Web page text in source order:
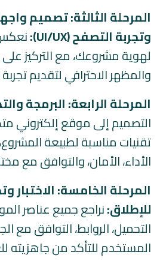
المرحلة الثالثة: تصميم
وتجربة التصفح (UI/UX):
لهوية مشروعك، مع التركيز
والمظهر الاحترافي لتقديم
المرحلة الرابعة: البرمجة
التصميم إلى موقع إلكتروني
تقنيات مناسبة لطبيعة
الأداء، الأمان، والتوافق مع
المرحلة الخامسة: الاختبار
للإطلاق:نراجع جميع عناصر
التحميل، الروابط، التوافق مع
المستخدم للتأكد من جاهزيته